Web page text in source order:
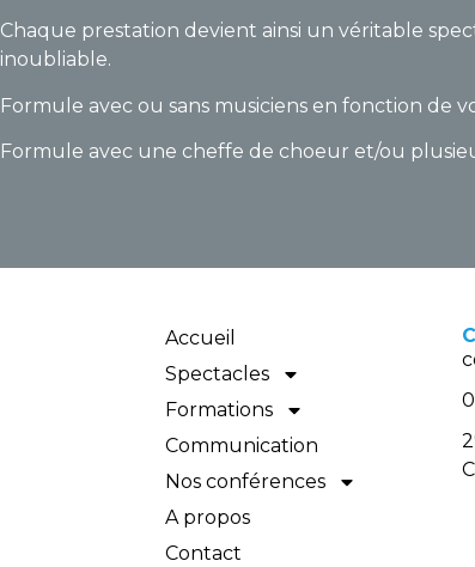
Chaque prestation devient ainsi un véritable
inoubliable.
Formule avec ou sans musiciens en fonction de
Formule avec une cheffe de choeur et/ou
Accueil
Spectacles
Formations
Communication
Nos conférences
A propos
Contact